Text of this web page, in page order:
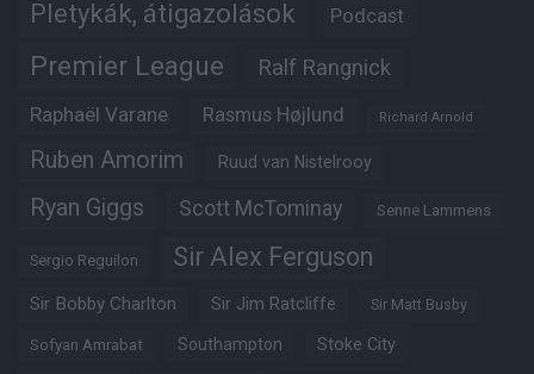
Pletykák, átigazolások Podcast
Premier League Ralf Rangnick
Raphaël Varane Rasmus Højlund Richard Arnold
Ruben Amorim Ruud van Nistelrooy
Ryan Giggs Scott McTominay Senne Lammens
Sergio Reguilon Sir Alex Ferguson
Sir Bobby Charlton Sir Jim Ratcliffe Sir Matt Busby
Sofyan Amrabat Southampton Stoke City